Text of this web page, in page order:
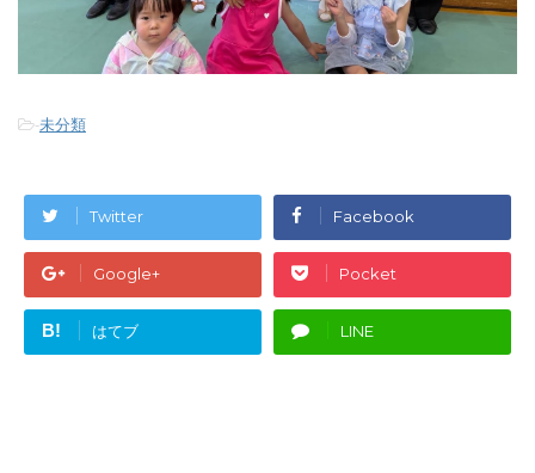
-未分類
Twitter Facebook
Google+ Pocket
B! はてブ LINE